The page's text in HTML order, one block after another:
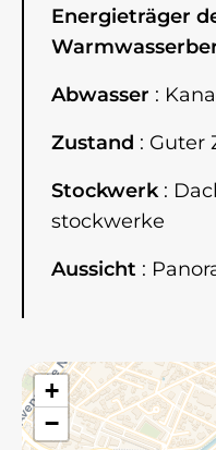
Energieträger
Abwasser
Zustand
Guter
Stockwerk
stockwerke
Aussicht
+
−